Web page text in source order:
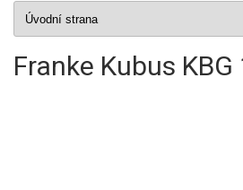
Franke Kubus